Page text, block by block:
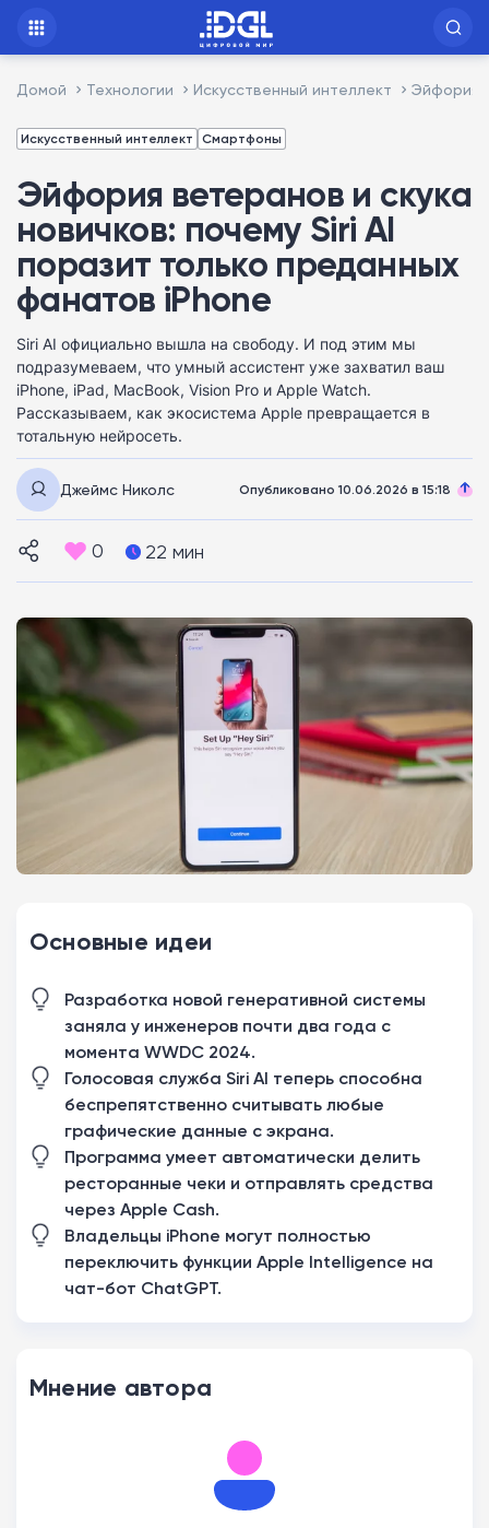
Домой Технологии Искусственный интеллект Эйфория
Искусственный интеллект Смартфоны
Эйфория ветеранов и скука
новичков: почему Siri AI
поразит только преданных
фанатов iPhone
Siri AI официально вышла на свободу. И под этим мы
подразумеваем, что умный ассистент уже захватил ваш
iPhone, iPad, MacBook, Vision Pro и Apple Watch.
Рассказываем, как экосистема Apple превращается в
тотальную нейросеть.
Джеймс Николс Опубликовано 10.06.2026 в 15:18
0 22 мин
Основные идеи
Разработка новой генеративной системы
заняла у инженеров почти два года с
момента WWDC 2024.
Голосовая служба Siri AI теперь способна
беспрепятственно считывать любые
графические данные с экрана.
Программа умеет автоматически делить
ресторанные чеки и отправлять средства
через Apple Cash.
Владельцы iPhone могут полностью
переключить функции Apple Intelligence на
чат-бот ChatGPT.
Мнение автора